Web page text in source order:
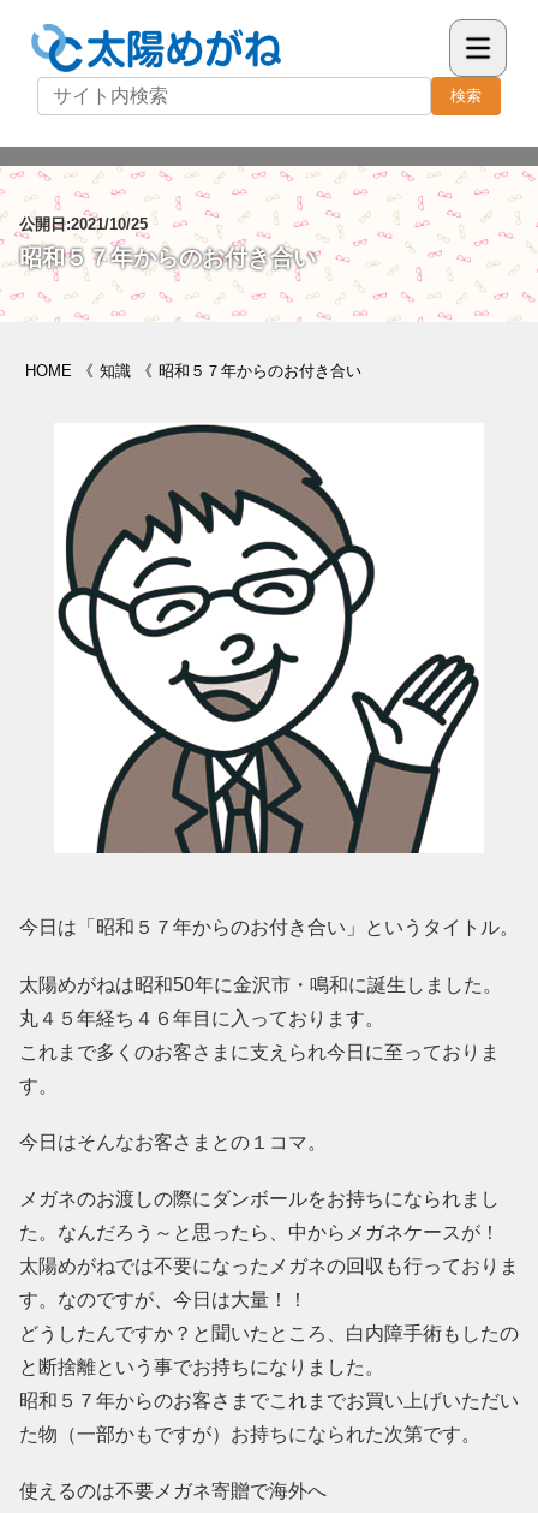
検索
公開日:2021/10/25
昭和５７年からのお付き合い
HOME 《 知識 《 昭和５７年からのお付き合い
今日は「昭和５７年からのお付き合い」というタイトル。
太陽めがねは昭和50年に金沢市・鳴和に誕生しました。
丸４５年経ち４６年目に入っております。
これまで多くのお客さまに支えられ今日に至っておりま
す。
今日はそんなお客さまとの１コマ。
メガネのお渡しの際にダンボールをお持ちになられまし
た。なんだろう～と思ったら、中からメガネケースが！
太陽めがねでは不要になったメガネの回収も行っておりま
す。なのですが、今日は大量！！
どうしたんですか？と聞いたところ、白内障手術もしたの
と断捨離という事でお持ちになりました。
昭和５７年からのお客さまでこれまでお買い上げいただい
た物（一部かもですが）お持ちになられた次第です。
使えるのは不要メガネ寄贈で海外へ